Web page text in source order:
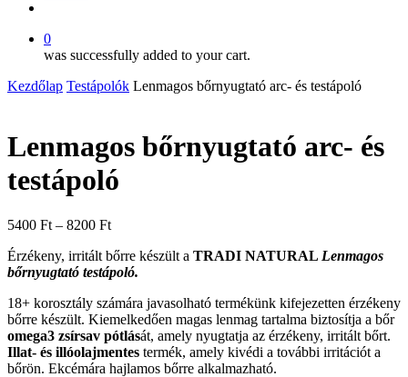
0
was successfully added to your cart.
Kezdőlap Testápolók Lenmagos bőrnyugtató arc- és testápoló
Lenmagos bőrnyugtató arc- és
testápoló
5400 Ft – 8200 Ft
Érzékeny, irritált bőrre készült a TRADI NATURAL Lenmagos
bőrnyugtató testápoló.
18+ korosztály számára javasolható termékünk kifejezetten érzékeny
bőrre készült. Kiemelkedően magas lenmag tartalma biztosítja a bőr
omega3 zsírsav pótlását, amely nyugtatja az érzékeny, irritált bőrt.
Illat- és illóolajmentes termék, amely kivédi a további irritációt a
bőrön. Ekcémára hajlamos bőrre alkalmazható.